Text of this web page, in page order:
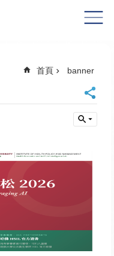
首頁 banner